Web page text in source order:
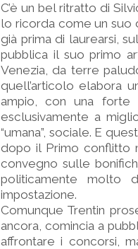
C’è un bel ritratto di
lo ricorda come un suo
già prima di laurearsi,
pubblica il suo primo
Venezia, da terre
quell’articolo elabora
ampio, con una forte
esclusivamente a
“umana”, sociale. E
dopo il Primo conflitto
convegno sulle
politicamente molto
impostazione.
Comunque Trentin
ancora, comincia a
affrontare i concorsi,